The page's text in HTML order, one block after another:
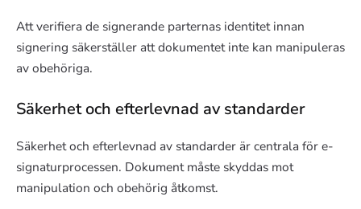
Att verifiera de signerande parternas identitet innan
signering säkerställer att dokumentet inte kan manipuleras
av obehöriga.
Säkerhet och efterlevnad av standarder
Säkerhet och efterlevnad av standarder är centrala för e-
signaturprocessen. Dokument måste skyddas mot
manipulation och obehörig åtkomst.